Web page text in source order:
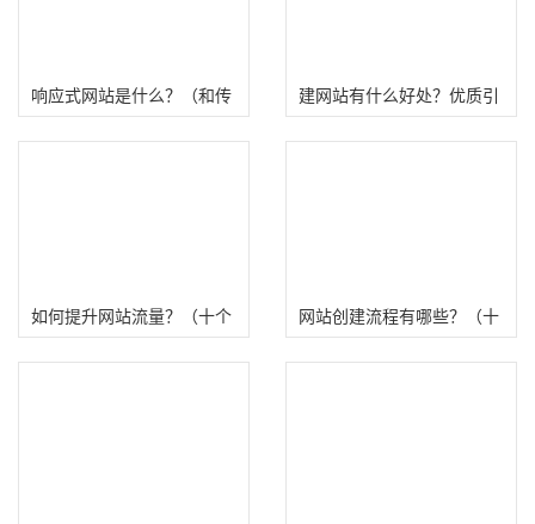
响应式网站是什么？（和传
统网站有哪些区别、优势）
建网站有什么好处？优质引
流赚钱平台！
如何提升网站流量？（十个
方法打造IP流量破万网站）
网站创建流程有哪些？（十
个步骤创建一个自己的网